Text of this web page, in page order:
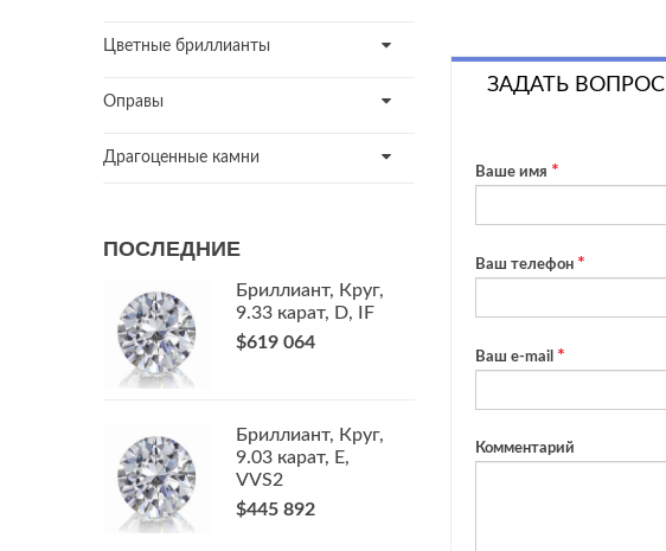
Цветные бриллианты
Оправы
Драгоценные камни
ПОСЛЕДНИЕ
Бриллиант, Круг,
9.33 карат, D, IF
$619 064
Бриллиант, Круг,
9.03 карат, E,
VVS2
$445 892
ЗАДАТЬ ВОПРОС
Ваше имя
Ваш телефон
Ваш e-mail
Комментарий